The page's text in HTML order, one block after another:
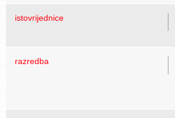
istovrijednice
razredba